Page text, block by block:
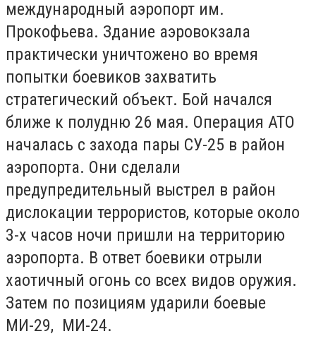
международный аэропорт им.
Прокофьева. Здание аэровокзала
практически уничтожено во время
попытки боевиков захватить
стратегический объект. Бой начался
ближе к полудню 26 мая. Операция АТО
началась с захода пары СУ-25 в район
аэропорта. Они сделали
предупредительный выстрел в район
дислокации террористов, которые около
3-х часов ночи пришли на территорию
аэропорта. В ответ боевики отрыли
хаотичный огонь со всех видов оружия.
Затем по позициям ударили боевые
МИ-29, МИ-24.